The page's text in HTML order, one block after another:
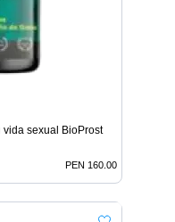
sexual BioProst
PEN 160.00